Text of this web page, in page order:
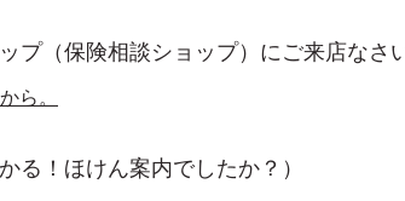
プ（保険相談ショップ）にご来店なさ
ら。
る！ほけん案内でしたか？）